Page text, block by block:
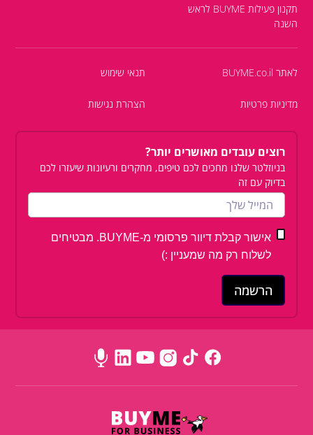
תקנון פעילות BUYME לראש
השנה
לאתר BUYME.co.il תנאי שימוש
מדיניות פרטיות הצהרת נגישות
רוצים עובדים מאושרים יותר?
בניוזלטר שלנו מחכים לכם טיפים, מחקרים ורעיונות שיעזרו לכם
בדיוק עם זה
אישור קבלת דיוור פרסומי מ-BUYME. מבטיחים
לשלוח רק מה שמעניין :)